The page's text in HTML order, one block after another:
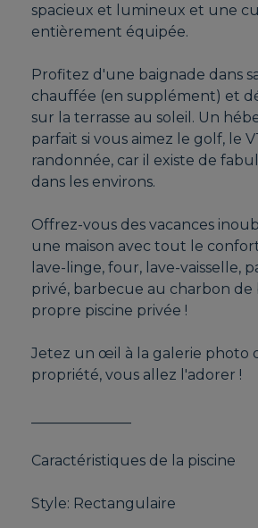
spacieux et lumineux et une
entièrement équipée.
Profitez d'une baignade dans
chauffée (en supplément) et
sur la terrasse au soleil. Un
parfait si vous aimez le golf, le
randonnée, car il existe de
dans les environs.
Offrez-vous des vacances
une maison avec tout le
lave-linge, four, lave-vaisselle,
privé, barbecue au charbon de
propre piscine privée !
Jetez un œil à la galerie photo
propriété, vous allez l'adorer !
Caractéristiques de la piscine
Style: Rectangulaire